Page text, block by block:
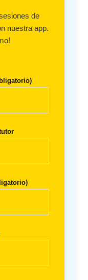
de
nuestra app.